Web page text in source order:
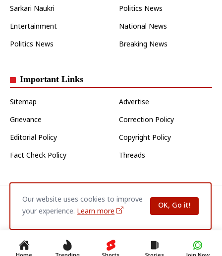
Sarkari Naukri
Politics News
Entertainment
National News
Politics News
Breaking News
Important Links
Sitemap
Advertise
Grievance
Correction Policy
Editorial Policy
Copyright Policy
Fact Check Policy
Threads
HomeAbout UsContact Us Privacy PolicyDisclaimer
Terms & Conditions
Our website uses cookies to improve
your experience.Learn more
OK, Go it!